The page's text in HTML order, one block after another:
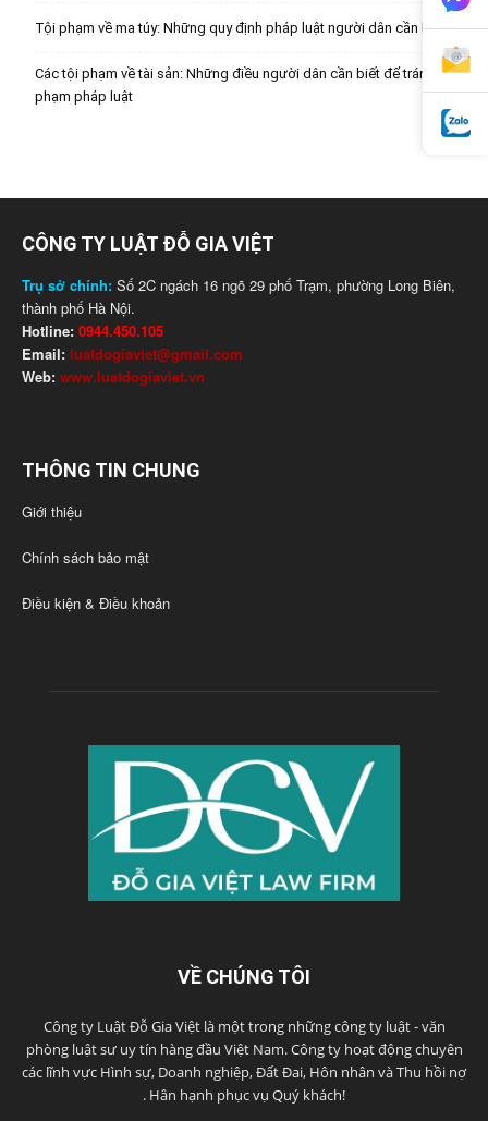
Tội phạm về ma túy: Những quy định pháp luật người dân cần biết
Các tội phạm về tài sản: Những điều người dân cần biết để tránh vi
phạm pháp luật
CÔNG TY LUẬT ĐỖ GIA VIỆT
Trụ sở chính: Số 2C ngách 16 ngõ 29 phố Trạm, phường Long Biên,
thành phố Hà Nội.
Hotline: 0944.450.105
Email: luatdogiaviet@gmail.com
Web: www.luatdogiaviet.vn
THÔNG TIN CHUNG
Giới thiệu
Chính sách bảo mật
Điều kiện & Điều khoản
VỀ CHÚNG TÔI
Công ty Luật Đỗ Gia Việt là một trong những công ty luật - văn
phòng luật sư uy tín hàng đầu Việt Nam. Công ty hoạt động chuyên
các lĩnh vực Hình sự, Doanh nghiệp, Đất Đai, Hôn nhân và Thu hồi nợ
. Hân hạnh phục vụ Quý khách!